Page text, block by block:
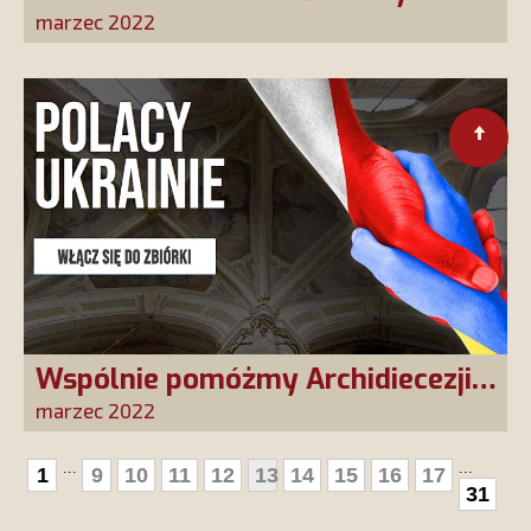
Cascii ozdobiony na Zwiastowanie
marzec 2022
Wspólnie pomóżmy Archidiecezji
Lwowskiej, dającej ochronę
uchodźcom uciekającym przed
rosyjską inwazją
marzec 2022
1 ... 9 10 11 12 13 14 15 16 17 ...
31